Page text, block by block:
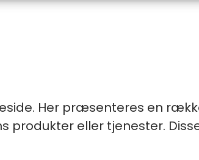
Her præsenteres en
produkter eller tjenester.